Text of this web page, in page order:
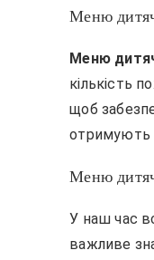
Меню
Меню
кількість
щоб
отримують
Меню
У наш час
важливе